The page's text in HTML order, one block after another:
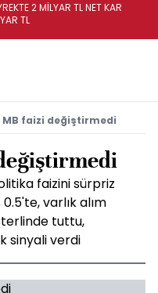
2 MİLYAR TL NET KAR
TL
faizi değiştirmedi
faizini sürpriz
varlık alım
tuttu,
sinyali verdi